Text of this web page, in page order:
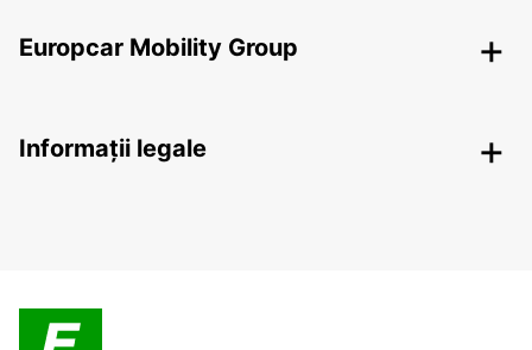
Europcar Mobility Group
Informații legale